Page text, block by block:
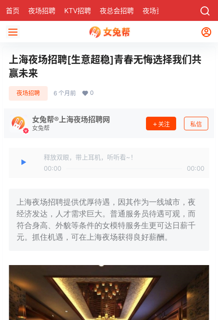
首页 夜场招聘 KTV招聘 夜总会招聘 夜场资讯 社区
上海夜场招聘[生意超稳]青春无悔选择我们共
赢未来
夜场招聘 6 个月前 0
女兔帮®上海夜场招聘网
女兔帮
关注 私信
释放双眼，带上耳机，听听看~！
00:00
00:00
上海夜场招聘提供优厚待遇，因其作为一线城市，夜
经济发达，人才需求巨大。普通服务员待遇可观，而
符合身高、外貌等条件的女模特服务生更可达日薪千
元。抓住机遇，可在上海夜场获得良好薪酬。